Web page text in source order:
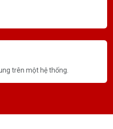
trên một hệ thống.